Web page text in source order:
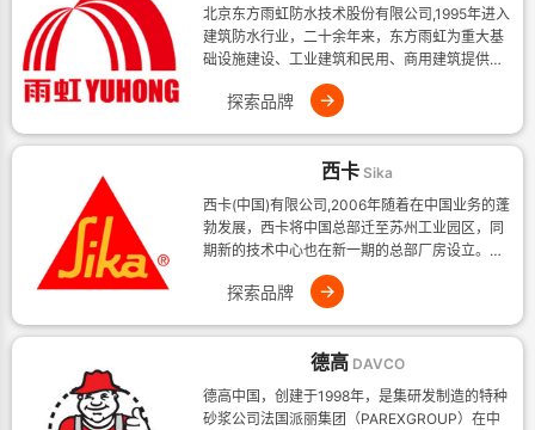
北京东方雨虹防水技术股份有限公司,1995年进入
建筑防水行业，二十余年来，东方雨虹为重大基
础设施建设、工业建筑和民用、商用建筑提供高
品质、完备的防水系统解决方案，成为全球化的
防水系统
探索品牌 →
西卡 Sika
西卡(中国)有限公司,2006年随着在中国业务的蓬
勃发展，西卡将中国总部迁至苏州工业园区，同
期新的技术中心也在新一期的总部厂房设立。今
天，西卡中国拥有 10个生产工厂和遍布全
探索品牌 →
德高 DAVCO
德高中国，创建于1998年，是集研发制造的特种
砂浆公司法国派丽集团（PAREXGROUP）在中